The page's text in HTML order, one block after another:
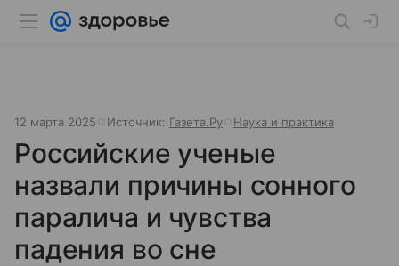
12 марта 2025 Источник: Газета.Ру Наука и практика
Российские ученые
назвали причины сонного
паралича и чувства
падения во сне